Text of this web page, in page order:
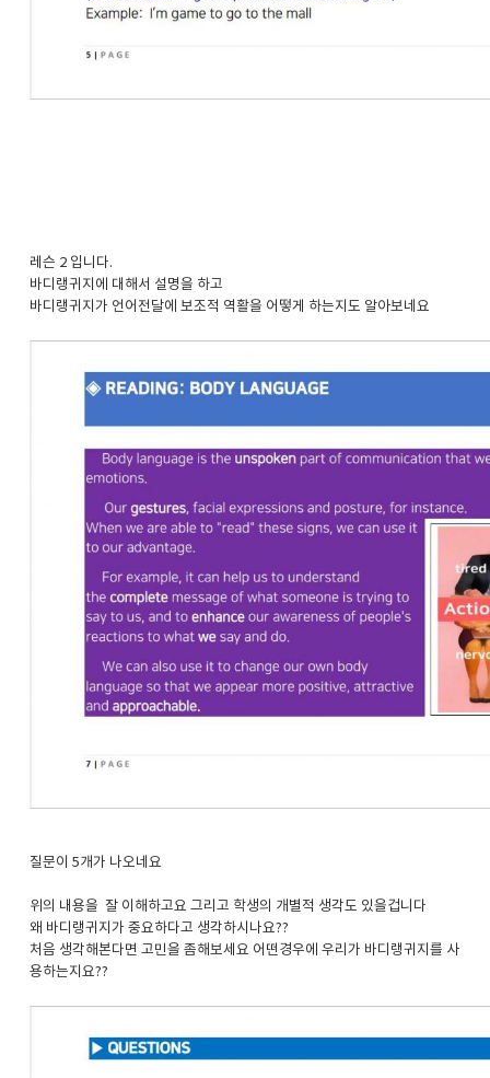
레슨 2 입니다.
바디랭귀지에 대해서 설명을 하고
바디랭귀지가 언어전달에 보조적 역활을 어떻게 하는지도 알아보네요
질문이 5개가 나오네요
위의 내용을 잘 이해하고요 그리고 학생의 개별적 생각도 있을겁니다
왜 바디랭귀지가 중요하다고 생각하시나요??
처음 생각해본다면 고민을 좀해보세요 어떤경우에 우리가 바디랭귀지를 사
용하는지요??